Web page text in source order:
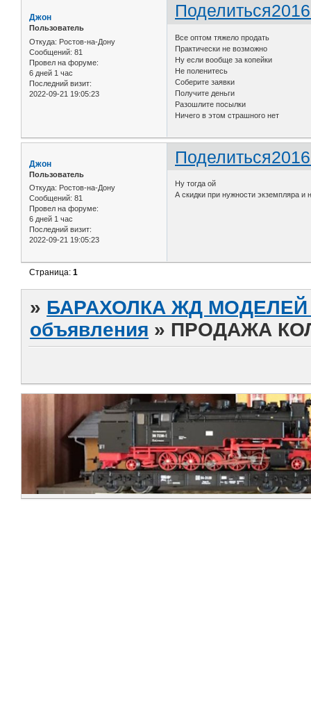
Поделиться
Джон
Пользователь
Откуда: Ростов-на-Дону
Сообщений: 81
Провел на форуме:
6 дней 1 час
Последний визит:
2022-09-21 19:05:23
Все оптом тяжело продать
Практически не возможно
Ну если вообще за копейки
Не поленитесь
Соберите заявки
Получите деньги
Разошлите посылки
Ничего в этом страшного нет
Поделиться
Джон
Пользователь
Откуда: Ростов-на-Дону
Сообщений: 81
Провел на форуме:
6 дней 1 час
Последний визит:
2022-09-21 19:05:23
Ну тогда ой
А скидки при нужности экземпляра и
Страница:1
» БАРАХОЛКА ЖД МОДЕЛЕЙ
объявления » ПРОДАЖА